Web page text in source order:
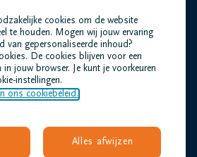
vragen
Privacyverklaring
cookies om de website
te houden. Mogen wij jouw ervaring
van gepersonaliseerde inhoud?
De cookies blijven voor een
jouw browser. Je kunt je voorkeuren
instellingen.
ons cookiebeleid.
Alles afwijzen